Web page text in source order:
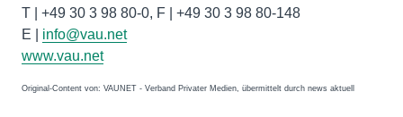
T | +49 30 3 98 80-0, F | +49 30 3 98 80-148
E | info@vau.net
www.vau.net
Original-Content von: VAUNET - Verband Privater Medien, übermittelt durch news aktuell